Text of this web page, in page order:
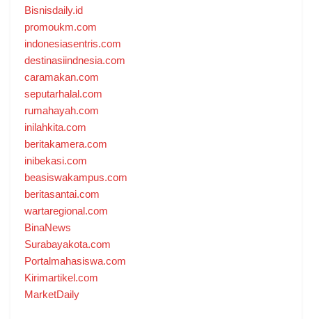
Bisnisdaily.id
promoukm.com
indonesiasentris.com
destinasiindnesia.com
caramakan.com
seputarhalal.com
rumahayah.com
inilahkita.com
beritakamera.com
inibekasi.com
beasiswakampus.com
beritasantai.com
wartaregional.com
BinaNews
Surabayakota.com
Portalmahasiswa.com
Kirimartikel.com
MarketDaily